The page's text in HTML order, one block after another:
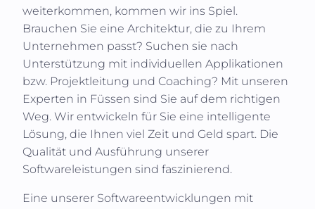
weiterkommen, kommen wir ins Spiel.
Brauchen Sie eine Architektur, die zu Ihrem
Unternehmen passt? Suchen sie nach
Unterstützung mit individuellen Applikationen
bzw. Projektleitung und Coaching? Mit unseren
Experten in Füssen sind Sie auf dem richtigen
Weg. Wir entwickeln für Sie eine intelligente
Lösung, die Ihnen viel Zeit und Geld spart. Die
Qualität und Ausführung unserer
Softwareleistungen sind faszinierend.
Eine unserer Softwareentwicklungen mit